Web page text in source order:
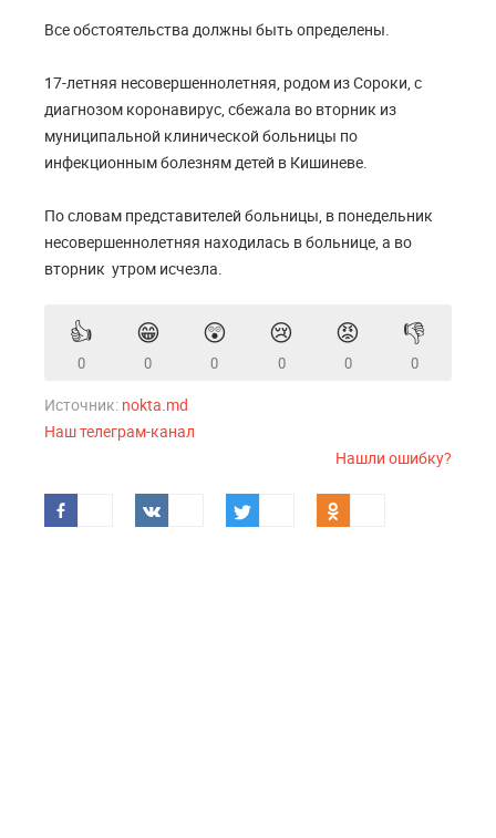
Все обстоятельства должны быть определены.
17-летняя несовершеннолетняя, родом из Сороки, с
диагнозом коронавирус, сбежала во вторник из
муниципальной клинической больницы по
инфекционным болезням детей в Кишиневе.
По словам представителей больницы, в понедельник
несовершеннолетняя находилась в больнице, а во
вторник утром исчезла.
👍
0
😁
0
😲
0
😢
0
😡
0
👎
0
Источник: nokta.md
Наш телеграм-канал
Нашли ошибку?